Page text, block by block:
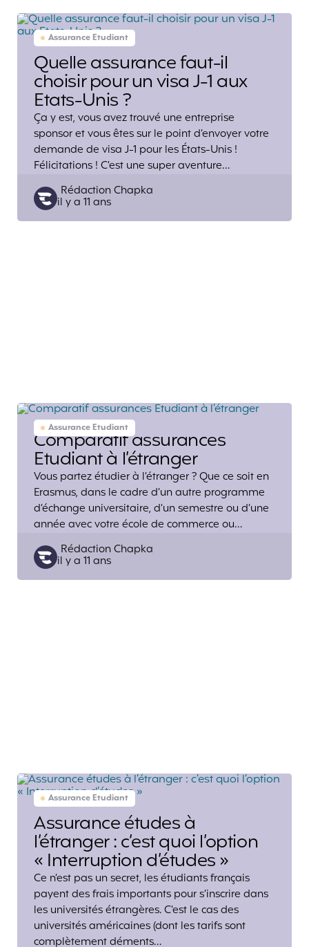
Assurance Etudiant
Quelle assurance faut-il
choisir pour un visa J-1 aux
Etats-Unis ?
Ça y est, vous avez trouvé une entreprise
sponsor et vous êtes sur le point d’envoyer votre
demande de visa J-1 pour les États-Unis !
Félicitations ! C’est une super aventure…
Posted
by
Rédaction Chapka
il y a 11 ans
Assurance Etudiant
Comparatif assurances
Etudiant à l’étranger
Vous partez étudier à l’étranger ? Que ce soit en
Erasmus, dans le cadre d’un autre programme
d’échange universitaire, d’un semestre ou d’une
année avec votre école de commerce ou…
Posted
by
Rédaction Chapka
il y a 11 ans
Assurance Etudiant
Assurance études à
l’étranger : c’est quoi l’option
« Interruption d’études »
Ce n’est pas un secret, les étudiants français
payent des frais importants pour s’inscrire dans
les universités étrangères. C’est le cas des
universités américaines (dont les tarifs sont
complètement déments…